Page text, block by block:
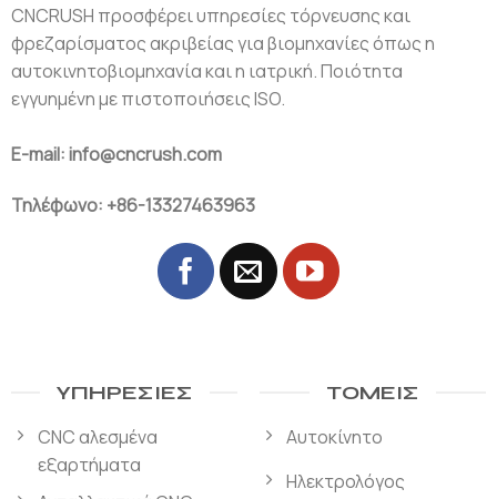
CNCRUSH προσφέρει υπηρεσίες τόρνευσης και
φρεζαρίσματος ακριβείας για βιομηχανίες όπως η
αυτοκινητοβιομηχανία και η ιατρική. Ποιότητα
εγγυημένη με πιστοποιήσεις ISO.
E-mail: info@cncrush.com
Τηλέφωνο: +86-13327463963
ΥΠΗΡΕΣΊΕΣ
CNC αλεσμένα
εξαρτήματα
ΤΟΜΕΊΣ
Αυτοκίνητο
Ηλεκτρολόγος